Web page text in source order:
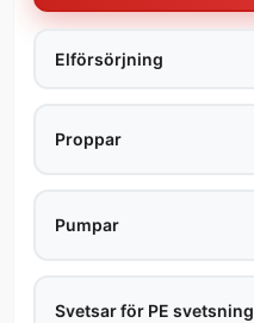
Elförsörjning
Proppar
Pumpar
Svetsar för PE svetsning